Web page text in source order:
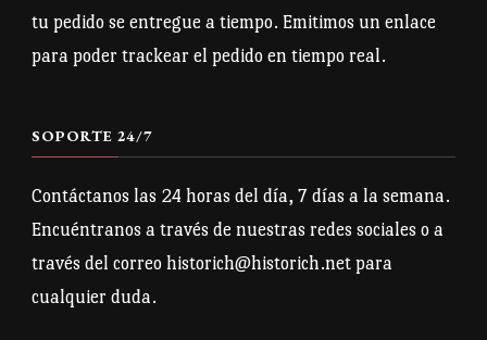
elegir
en
producto
tu pedido se entregue a tiempo. Emitimos un enlace
para poder trackear el pedido en tiempo real.
SOPORTE 24/7
Contáctanos las 24 horas del día, 7 días a la semana.
Encuéntranos a través de nuestras redes sociales o a
través del correo historich@historich.net para
cualquier duda.